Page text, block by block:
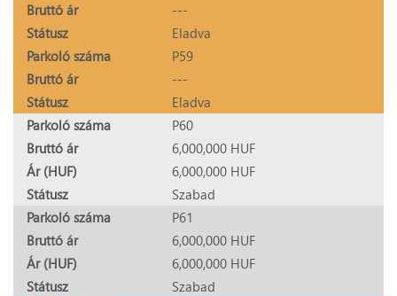
Bruttó ár
---
Státusz
Eladva
Parkoló száma
P59
Bruttó ár
---
Státusz
Eladva
Parkoló száma
P60
Bruttó ár
6,000,000 HUF
Ár (HUF)
6,000,000 HUF
Státusz
Szabad
Parkoló száma
P61
Bruttó ár
6,000,000 HUF
Ár (HUF)
6,000,000 HUF
Státusz
Szabad